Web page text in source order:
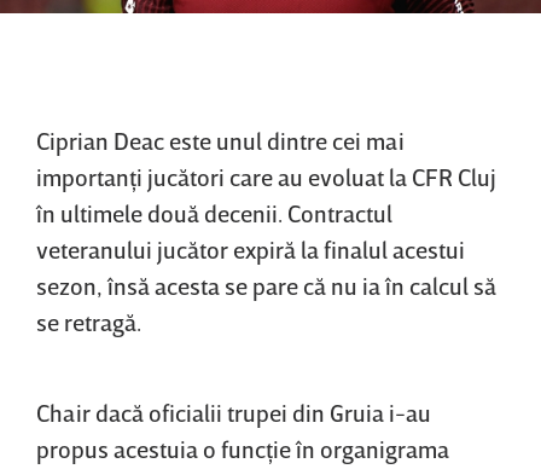
Ciprian Deac este unul dintre cei mai
importanţi jucători care au evoluat la CFR Cluj
în ultimele două decenii. Contractul
veteranului jucător expiră la finalul acestui
sezon, însă acesta se pare că nu ia în calcul să
se retragă.
Chair dacă oficialii trupei din Gruia i-au
propus acestuia o funcţie în organigrama